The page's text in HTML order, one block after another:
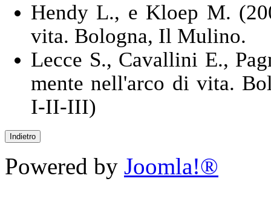
Hendy L., e Kloep M.
vita. Bologna, Il Mulino.
Lecce S., Cavallini E.,
mente nell'arco di vita.
I-II-III)
Powered by Joomla!®